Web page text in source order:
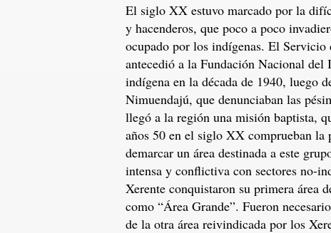
El siglo XX estuvo marcado por la
y hacenderos, que poco a poco
ocupado por los indígenas. El
antecedió a la Fundación Nacional del
indígena en la década de 1940, luego
Nimuendajú, que denunciaban las
llegó a la región una misión baptista,
años 50 en el siglo XX comprueban la
demarcar un área destinada a este
intensa y conflictiva con sectores no-
Xerente conquistaron su primera área
como “Área Grande”. Fueron
de la otra área reivindicada por los